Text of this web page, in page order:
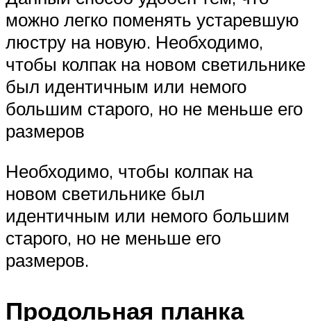
можно легко поменять устаревшую
люстру на новую. Необходимо,
чтобы колпак на новом светильнике
был идентичным или немого
большим старого, но не меньше его
размеров
Необходимо, чтобы колпак на
новом светильнике был
идентичным или немого большим
старого, но не меньше его
размеров.
Продольная планка